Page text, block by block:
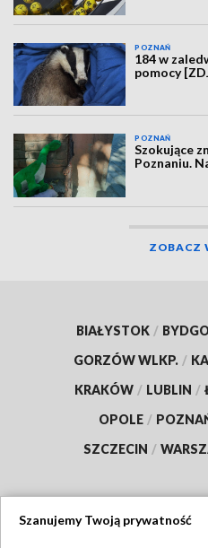
POZNAŃ
184 w
pomocy
POZNAŃ
Szokujące
Poznaniu.
ZOBACZ
BIAŁYSTOK /
GORZÓW WLKP. /
KRAKÓW / LUBLIN /
OPOLE /
SZCZECIN /
Szanujemy Twoją prywatność